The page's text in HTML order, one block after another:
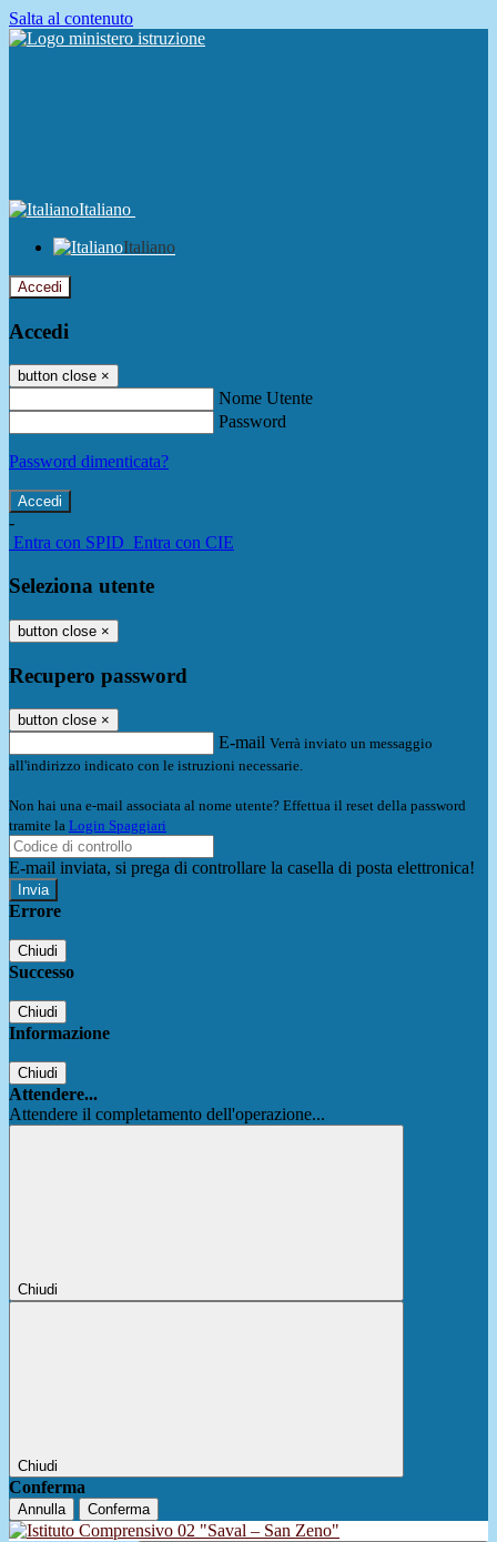
Salta al contenuto
Italiano
Italiano
Accedi
Accedi
button close ×
Nome Utente
Password
Password dimenticata?
-
Entra con SPID Entra con CIE
Seleziona utente
button close ×
Recupero password
button close ×
E-mail Verrà inviato un messaggio
all'indirizzo indicato con le istruzioni necessarie.
Non hai una e-mail associata al nome utente? Effettua il reset della password
tramite la Login Spaggiari
E-mail inviata, si prega di controllare la casella di posta elettronica!
Errore
Chiudi
Successo
Chiudi
Informazione
Chiudi
Attendere...
Attendere il completamento dell'operazione...
Chiudi
Chiudi
Conferma
Annulla Conferma